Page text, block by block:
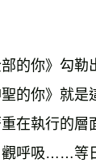
你》勾勒
的你》就是
在執行的層
觀呼吸……等